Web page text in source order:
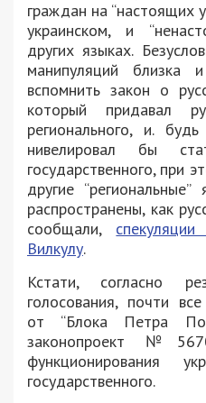
граждан на “настоящих
украинском, и
других языках.
манипуляций близка
вспомнить закон о
который придавал
регионального, и.
нивелировал бы
государственного, при
другие
распространены, как
сообщали,
Вилкулу.
Кстати, согласно
голосования, почти
от “Блока Петра
законопроект
функционирования
государственного.